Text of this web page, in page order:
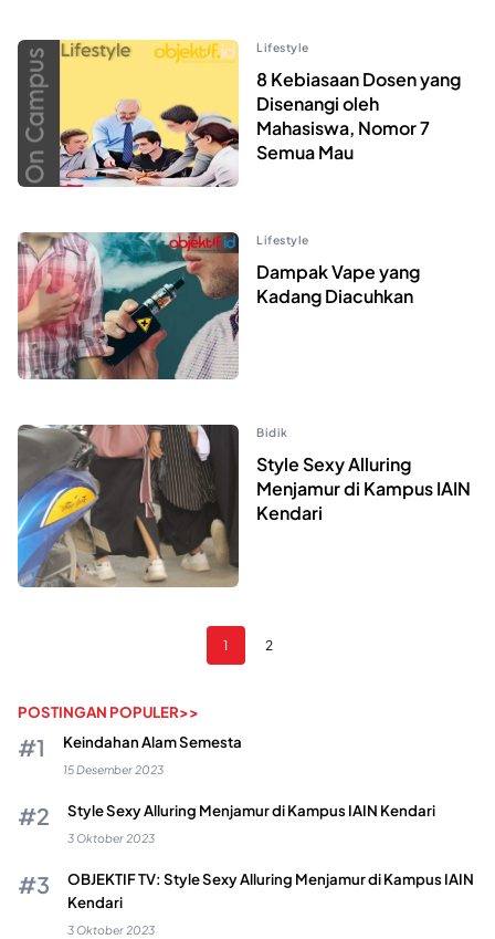
Lifestyle
8 Kebiasaan Dosen yang
Disenangi oleh
Mahasiswa, Nomor 7
Semua Mau
Lifestyle
Dampak Vape yang
Kadang Diacuhkan
Bidik
Style Sexy Alluring
Menjamur di Kampus IAIN
Kendari
1 2
POSTINGAN POPULER>>
Keindahan Alam Semesta
15 Desember 2023
Style Sexy Alluring Menjamur di Kampus IAIN Kendari
3 Oktober 2023
OBJEKTIF TV: Style Sexy Alluring Menjamur di Kampus IAIN
Kendari
3 Oktober 2023